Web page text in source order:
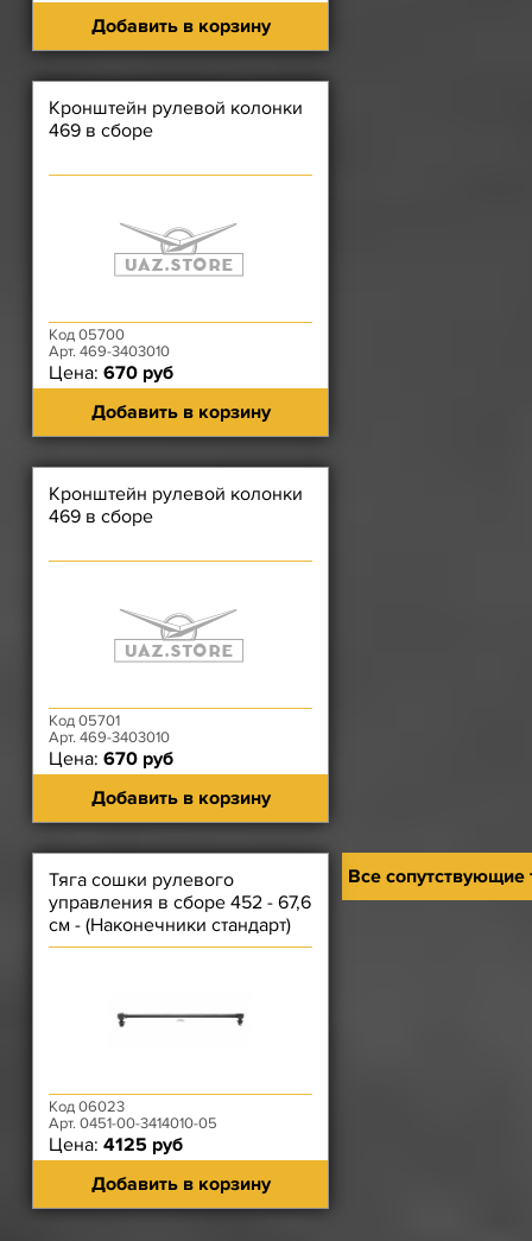
Добавить в корзину
Кронштейн рулевой колонки
469 в сборе
Код 05700
Арт. 469-3403010
Цена: 670 руб
Добавить в корзину
Кронштейн рулевой колонки
469 в сборе
Код 05701
Арт. 469-3403010
Цена: 670 руб
Добавить в корзину
Тяга сошки рулевого
управления в сборе 452 - 67,6
см - (Наконечники стандарт)
Код 06023
Арт. 0451-00-3414010-05
Цена: 4125 руб
Добавить в корзину
Все сопутствующие